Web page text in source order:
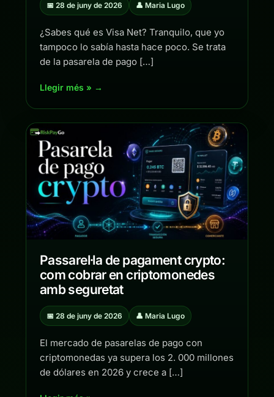
📅 28 de juny de 2026 👤 Maria Lugo
¿Sabes qué es Visa Net? Tranquilo, que yo
tampoco lo sabía hasta hace poco. Se trata
de la pasarela de pago […]
Llegir més » →
Passarel·la de pagament crypto:
com cobrar en criptomonedes
amb seguretat
📅 28 de juny de 2026 👤 Maria Lugo
El mercado de pasarelas de pago con
criptomonedas ya supera los 2. 000 millones
de dólares en 2026 y crece a […]